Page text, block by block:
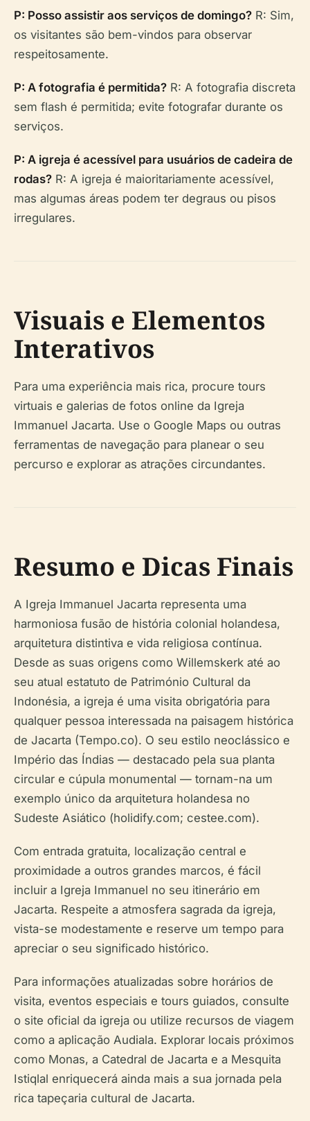
P: Posso assistir aos serviços de domingo? R: Sim,
os visitantes são bem-vindos para observar
respeitosamente.
P: A fotografia é permitida? R: A fotografia discreta
sem flash é permitida; evite fotografar durante os
serviços.
P: A igreja é acessível para usuários de cadeira de
rodas? R: A igreja é maioritariamente acessível,
mas algumas áreas podem ter degraus ou pisos
irregulares.
Visuais e Elementos
Interativos
Para uma experiência mais rica, procure tours
virtuais e galerias de fotos online da Igreja
Immanuel Jacarta. Use o Google Maps ou outras
ferramentas de navegação para planear o seu
percurso e explorar as atrações circundantes.
Resumo e Dicas Finais
A Igreja Immanuel Jacarta representa uma
harmoniosa fusão de história colonial holandesa,
arquitetura distintiva e vida religiosa contínua.
Desde as suas origens como Willemskerk até ao
seu atual estatuto de Património Cultural da
Indonésia, a igreja é uma visita obrigatória para
qualquer pessoa interessada na paisagem histórica
de Jacarta (Tempo.co). O seu estilo neoclássico e
Império das Índias — destacado pela sua planta
circular e cúpula monumental — tornam-na um
exemplo único da arquitetura holandesa no
Sudeste Asiático (holidify.com; cestee.com).
Com entrada gratuita, localização central e
proximidade a outros grandes marcos, é fácil
incluir a Igreja Immanuel no seu itinerário em
Jacarta. Respeite a atmosfera sagrada da igreja,
vista-se modestamente e reserve um tempo para
apreciar o seu significado histórico.
Para informações atualizadas sobre horários de
visita, eventos especiais e tours guiados, consulte
o site oficial da igreja ou utilize recursos de viagem
como a aplicação Audiala. Explorar locais próximos
como Monas, a Catedral de Jacarta e a Mesquita
Istiqlal enriquecerá ainda mais a sua jornada pela
rica tapeçaria cultural de Jacarta.